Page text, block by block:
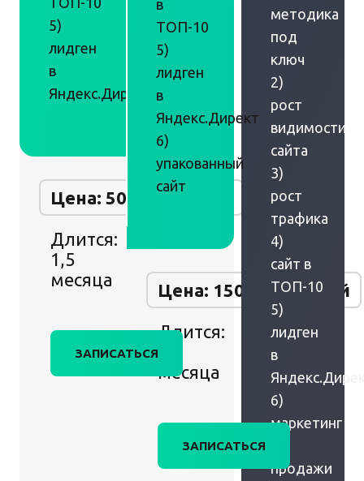
5)
лидген
в
Яндекс.Директ
Цена: 50 000 рублей
Длится:
1,5
месяца
ЗАПИСАТЬСЯ
в
ТОП-10
5)
лидген
в
Яндекс.Директ
6)
упакованный
сайт
Цена: 150 000 рублей
Длится:
2
месяца
ЗАПИСАТЬСЯ
методика
под
ключ
2)
рост
видимости
сайта
3)
рост
трафика
4)
сайт в
ТОП-10
5)
лидген
в
6)
маркетинг
продажи